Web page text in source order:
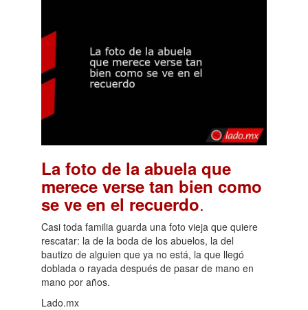
La foto de la abuela que
merece verse tan bien como
se ve en el recuerdo.
Casi toda familia guarda una foto vieja que quiere
rescatar: la de la boda de los abuelos, la del
bautizo de alguien que ya no está, la que llegó
doblada o rayada después de pasar de mano en
mano por años.
Lado.mx